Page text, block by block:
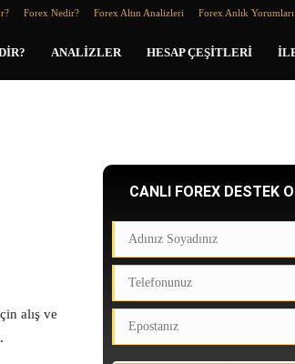
Forex Nedir? Forex Altın Analizleri Forex Anlık Yorumları
ANALIZLER HESAP ÇEŞITLERI
alış ve
CANLI FOREX DESTEK